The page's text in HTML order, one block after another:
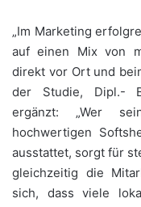
„Im Marketing
auf einen Mix von
direkt vor Ort und
der Studie, Dipl.-
ergänzt: „Wer
hochwertigen
ausstattet, sorgt für
gleichzeitig die
sich, dass viele